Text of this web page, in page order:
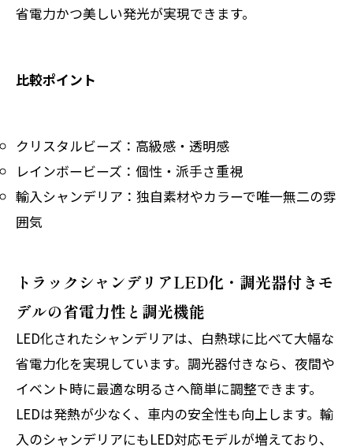
省電力かつ美しい発光が実現できます。
比較ポイント
クリスタルビーズ：高級感・透明感
レインボービーズ：個性・派手さ重視
輸入シャンデリア：独自素材やカラーで唯一無二の雰
囲気
トラックシャンデリアLED化・調光器付きモ
デルの省電力性と調光機能
LED化されたシャンデリアは、白熱球に比べて大幅な
省電力化を実現しています。調光器付きなら、夜間や
イベント時に最適な明るさへ簡単に調整できます。
LEDは発熱が少なく、車内の安全性も向上します。輸
入のシャンデリアにもLED対応モデルが増えており、